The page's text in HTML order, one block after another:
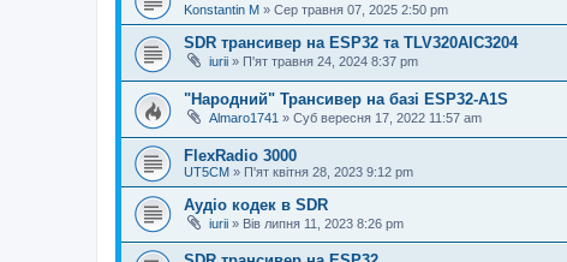
Konstantin M » Сер травня 07, 2025 2:50 pm
SDR трансивер на ESP32 та TLV320AIC3204
iurii » П'ят травня 24, 2024 8:37 pm
"Народний" Трансивер на базі ESP32-A1S
Almaro1741 » Суб вересня 17, 2022 11:57 am
FlexRadio 3000
UT5CM » П'ят квітня 28, 2023 9:12 pm
Аудіо кодек в SDR
iurii » Вів липня 11, 2023 8:26 pm